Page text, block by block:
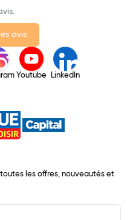
avis
Youtube LinkedIn
les offres, nouveautés et